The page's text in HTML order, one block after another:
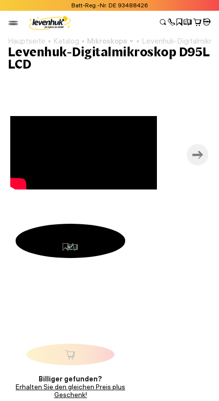
Batt-Reg.-Nr. DE 93488426
Hauptseite Katalog Mikroskope Levenhuk-
Levenhuk-Digitalmikroskop D95L
LCD
Billiger gefunden?
Erhalten Sie den gleichen Preis plus
Geschenk!